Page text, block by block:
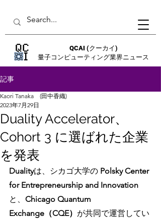
QCAI (クーカイ)
量子コンピューティング業界ニュース
記事
Duality Accelerator、
Cohort 3 に選ばれた企業
を発表
Kaori Tanaka (田中香織)
2023年7月29日
Dualityは、シカゴ大学の Polsky Center
for Entrepreneurship and Innovation
と、 Chicago Quantum
Exchange（CQE） が共同で運営してい